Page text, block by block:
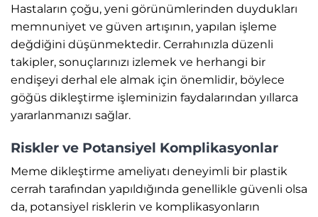
Hastaların çoğu, yeni görünümlerinden duydukları
memnuniyet ve güven artışının, yapılan işleme
değdiğini düşünmektedir. Cerrahınızla düzenli
takipler, sonuçlarınızı izlemek ve herhangi bir
endişeyi derhal ele almak için önemlidir, böylece
göğüs dikleştirme işleminizin faydalarından yıllarca
yararlanmanızı sağlar.
Riskler ve Potansiyel Komplikasyonlar
Meme dikleştirme ameliyatı deneyimli bir plastik
cerrah tarafından yapıldığında genellikle güvenli olsa
da, potansiyel risklerin ve komplikasyonların